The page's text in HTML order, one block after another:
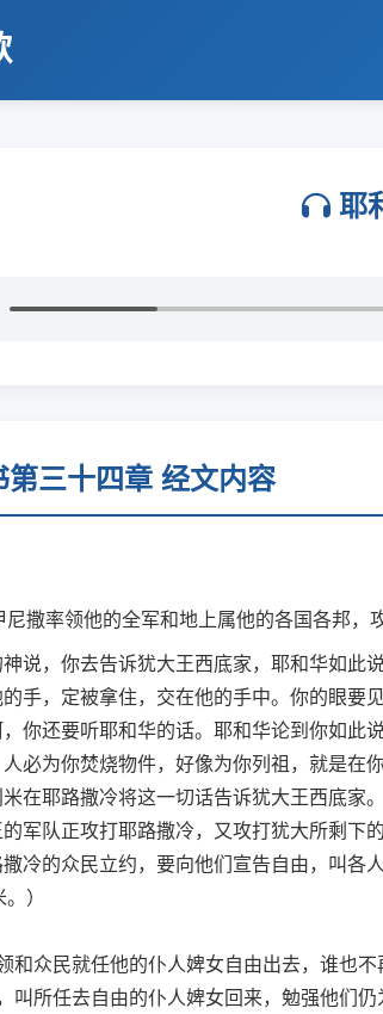
耶
第三十四章 经文内容
尼撒率领他的全军和地上属他的各国各邦，
说，你去告诉犹大王西底家，耶和华如此
手，定被拿住，交在他的手中。你的眼要
你还要听耶和华的话。耶和华论到你如此
必为你焚烧物件，好像为你列祖，就是在
在耶路撒冷将这一切话告诉犹大王西底家。
军队正攻打耶路撒冷，又攻打犹大所剩下
冷的众民立约，要向他们宣告自由，叫各
）
和众民就任他的仆人婢女自由出去，谁也
叫所任去自由的仆人婢女回来，勉强他们仍